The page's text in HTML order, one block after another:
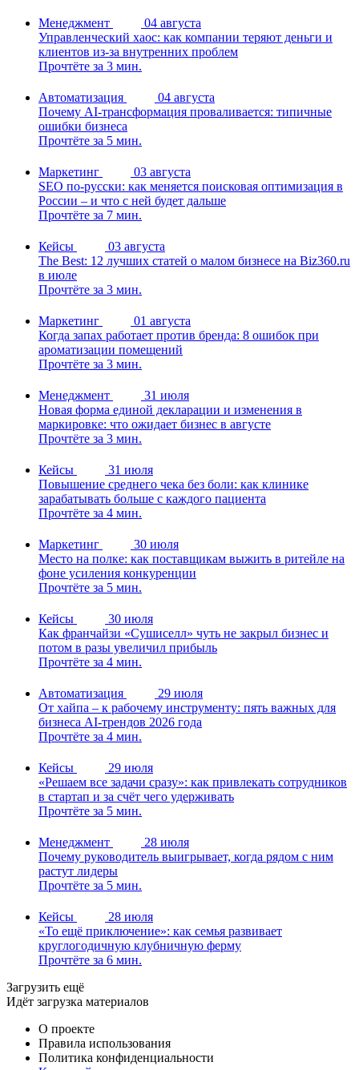
Менеджмент
04 августа
Управленческий хаос: как компании теряют деньги и
клиентов из-за внутренних проблем
Прочтёте за 3 мин.
Автоматизация
04 августа
Почему AI-трансформация проваливается: типичные
ошибки бизнеса
Прочтёте за 5 мин.
Маркетинг
03 августа
SEO по-русски: как меняется поисковая оптимизация в
России – и что с ней будет дальше
Прочтёте за 7 мин.
Кейсы
03 августа
The Best: 12 лучших статей о малом бизнесе на Biz360.ru
в июле
Прочтёте за 3 мин.
Маркетинг
01 августа
Когда запах работает против бренда: 8 ошибок при
ароматизации помещений
Прочтёте за 3 мин.
Менеджмент
31 июля
Новая форма единой декларации и изменения в
маркировке: что ожидает бизнес в августе
Прочтёте за 3 мин.
Кейсы
31 июля
Повышение среднего чека без боли: как клинике
зарабатывать больше с каждого пациента
Прочтёте за 4 мин.
Маркетинг
30 июля
Место на полке: как поставщикам выжить в ритейле на
фоне усиления конкуренции
Прочтёте за 5 мин.
Кейсы
30 июля
Как франчайзи «Сушиселл» чуть не закрыл бизнес и
потом в разы увеличил прибыль
Прочтёте за 4 мин.
Автоматизация
29 июля
От хайпа – к рабочему инструменту: пять важных для
бизнеса AI-трендов 2026 года
Прочтёте за 4 мин.
Кейсы
29 июля
«Решаем все задачи сразу»: как привлекать сотрудников
в стартап и за счёт чего удерживать
Прочтёте за 5 мин.
Менеджмент
28 июля
Почему руководитель выигрывает, когда рядом с ним
растут лидеры
Прочтёте за 5 мин.
Кейсы
28 июля
«То ещё приключение»: как семья развивает
круглогодичную клубничную ферму
Прочтёте за 6 мин.
Загрузить ещё
Идёт загрузка материалов
О проекте
Правила использования
Политика конфиденциальности